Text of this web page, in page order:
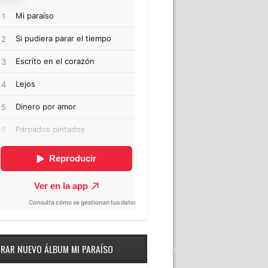
NUEVO ÁLBUM MI PARAÍSO